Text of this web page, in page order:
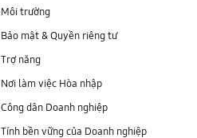
Môi trường
Bảo mật & Quyền riêng tư
Trợ năng
Nơi làm việc Hòa nhập
Công dân Doanh nghiệp
Tính bền vững của Doanh nghiệp